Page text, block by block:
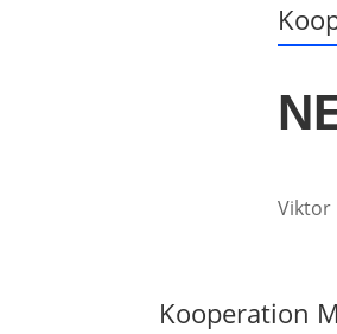
Viktor
Kooperation